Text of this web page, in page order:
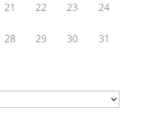
21 22 23 24
28 29 30 31